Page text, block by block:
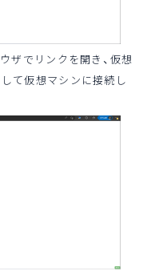
ザでリンクを開き、仮想
て仮想マシンに接続し